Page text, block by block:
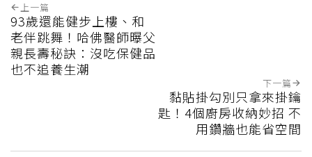
上一篇
93歲還能健步上樓、和
老伴跳舞！哈佛醫師曝父
親長壽秘訣：沒吃保健品
也不追養生潮
下一篇
黏貼掛勾別只拿來掛鑰
匙！4個廚房收納妙招 不
用鑽牆也能省空間